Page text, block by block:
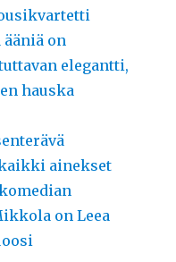
ääniä on
elegantti,
hauska
ainekset
on Leea